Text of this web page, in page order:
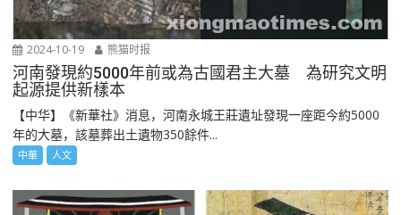
2024-10-19 熊猫时报
河南發現約5000年前或為古國君主大墓 為研究文明
起源提供新樣本
【中华】《新華社》消息，河南永城王莊遺址發現一座距今約5000
年的大墓，該墓葬出土遺物350餘件...
中華 人文